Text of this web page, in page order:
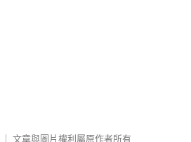
文章與圖片權利屬原作者所有